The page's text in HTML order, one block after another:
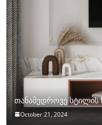
თანამედროვე
October 21, 2024